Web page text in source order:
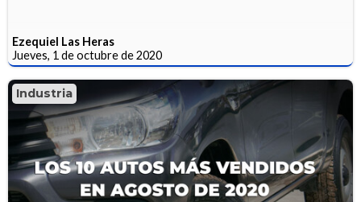
Ezequiel Las Heras
Jueves, 1 de octubre de 2020
Industria